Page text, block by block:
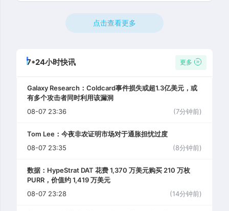
点击查看更多
7*24小时快讯 更多
Galaxy Research：Coldcard事件损失或超1.3亿美元，或
有多个攻击者同时利用该漏洞
08-07 23:36
(7分钟前)
Tom Lee：今夜非农证明市场对于通胀担忧过度
08-07 23:35
(8分钟前)
数据：HypeStrat DAT 花费 1,370 万美元购买 210 万枚
PURR，价值约 1,419 万美元
08-07 23:28
(14分钟前)